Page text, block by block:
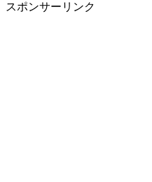
スポンサーリンク